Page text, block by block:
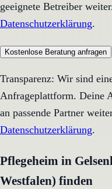
geeignete Betreiber
Datenschutzerklärung.
Kostenlose Beratung anfragen
Transparenz: Wir sind
Anfrageplattform. Deine
an passende Partner
Datenschutzerklärung.
Pflegeheim in
Westfalen) finden